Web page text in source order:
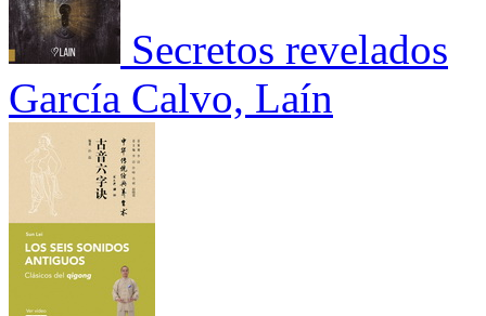
Secretos revelados
García Calvo, Laín